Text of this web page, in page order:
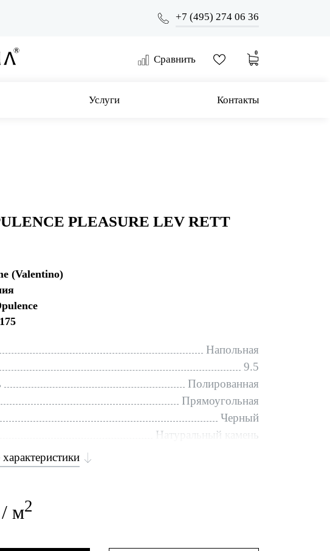
+7 (495) 274 06 36
Сравнить
0
Услуги Контакты
PLEASURE LEV RETT
(Valentino)
Напольная
9.5
Полированная
Прямоугольная
Черный
Натуральный камень
м2